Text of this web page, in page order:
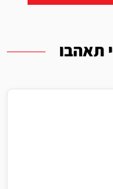
תאהבו